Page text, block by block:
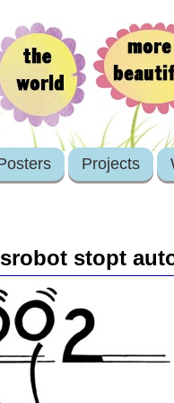
Projects
stopt